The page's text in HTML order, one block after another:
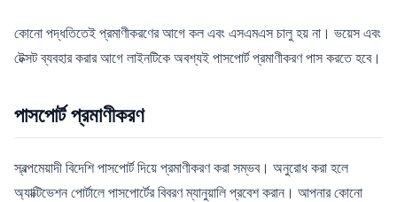
কোনো পদ্ধতিতেই প্রমাণীকরণের আগে কল এবং এসএমএস চালু হয় না। ভয়েস এবং
টেক্সট ব্যবহার করার আগে লাইনটিকে অবশ্যই পাসপোর্ট প্রমাণীকরণ পাস করতে হবে।
পাসপোর্ট প্রমাণীকরণ
স্বল্পমেয়াদী বিদেশি পাসপোর্ট দিয়ে প্রমাণীকরণ করা সম্ভব। অনুরোধ করা হলে
অ্যাক্টিভেশন পোর্টালে পাসপোর্টের বিবরণ ম্যানুয়ালি প্রবেশ করান। আপনার কোনো